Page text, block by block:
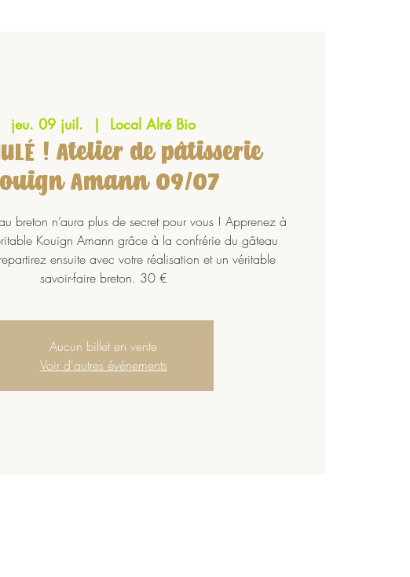
jeu. 09 juil.
  |
Local Alré Bio
! Atelier de pâtisserie
Amann 09/07
breton n’aura plus de secret pour vous ! Apprenez à
Kouign Amann grâce à la confrérie du gâteau
ensuite avec votre réalisation et un véritable
savoir-faire breton. 30 €
Aucun billet en vente
Voir d'autres événements